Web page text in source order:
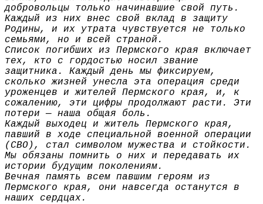
добровольцы только начинавшие свой путь.
Каждый из них внес свой вклад в защиту
Родины, и их утрата чувствуется не только
семьями, но и всей страной.
Список погибших из Пермского края включает
тех, кто с гордостью носил звание
защитника. Каждый день мы фиксируем,
сколько жизней унесла эта операция среди
уроженцев и жителей Пермского края, и, к
сожалению, эти цифры продолжают расти. Эти
потери — наша общая боль.
Каждый выходец и житель Пермского края,
павший в ходе специальной военной операции
(СВО), стал символом мужества и стойкости.
Мы обязаны помнить о них и передавать их
истории будущим поколениям.
Вечная память всем павшим героям из
Пермского края, они навсегда останутся в
наших сердцах.